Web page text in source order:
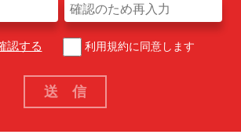
認する 利用規約に同意します